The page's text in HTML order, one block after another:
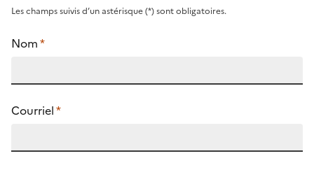
Les champs suivis d’un astérisque (*) sont obligatoires.
Nom*
Courriel*